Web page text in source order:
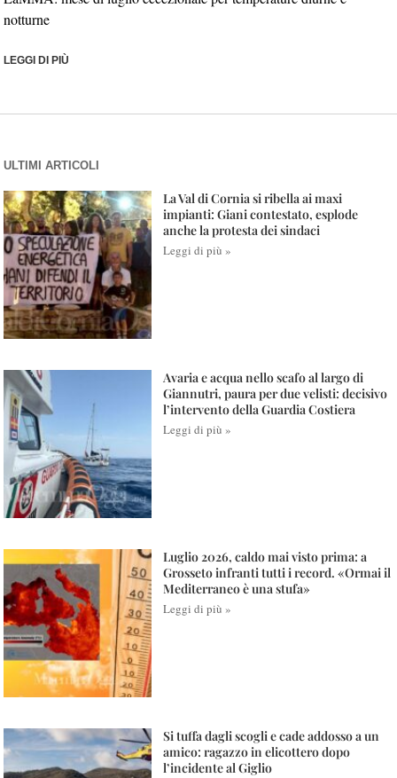
notturne
LEGGI DI PIÙ
ULTIMI ARTICOLI
La Val di Cornia si ribella ai maxi
impianti: Giani contestato, esplode
anche la protesta dei sindaci
Leggi di più »
Avaria e acqua nello scafo al largo di
Giannutri, paura per due velisti: decisivo
l’intervento della Guardia Costiera
Leggi di più »
Luglio 2026, caldo mai visto prima: a
Grosseto infranti tutti i record. «Ormai il
Mediterraneo è una stufa»
Leggi di più »
Si tuffa dagli scogli e cade addosso a un
amico: ragazzo in elicottero dopo
l’incidente al Giglio